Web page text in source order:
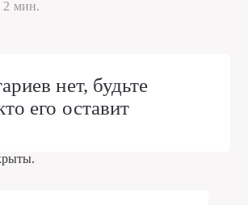
2 мин.
нет, будьте
его оставит